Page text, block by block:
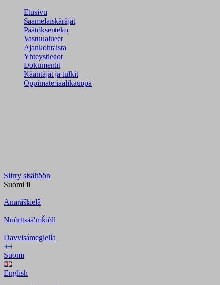
Etusivu
Saamelaiskäräjät
Päätöksenteko
Vastuualueet
Ajankohtaista
Yhteystiedot
Dokumentit
Kääntäjät ja tulkit
Oppimateriaalikauppa
Siirry sisältöön
Suomi fi
Anarâškielâ
Nuõrttsääʹmǩiõll
Davvisámegiella
Suomi
English